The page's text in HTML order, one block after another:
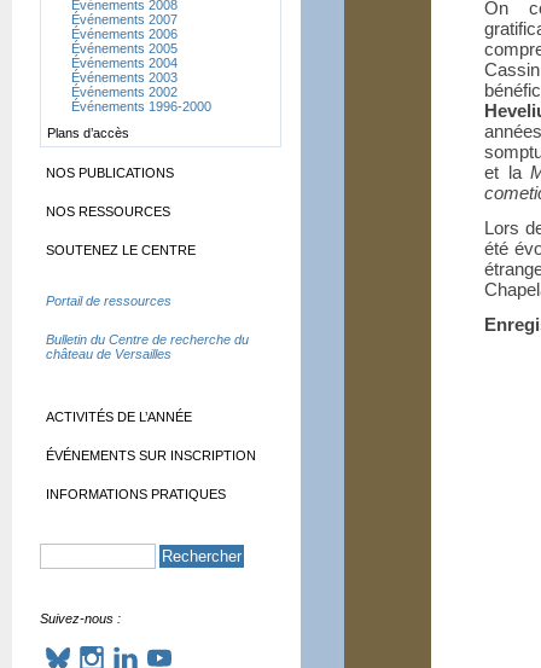
On
et la
Lors
été
Événements 2008
Événements 2007
Événements 2006
Événements 2005
Événements 2004
Événements 2003
Événements 2002
Événements 1996-2000
Plans d’accès
NOS PUBLICATIONS
NOS RESSOURCES
SOUTENEZ LE CENTRE
Portail de ressources
Bulletin du Centre de recherche du
château de Versailles
ACTIVITÉS DE L’ANNÉE
ÉVÉNEMENTS SUR INSCRIPTION
INFORMATIONS PRATIQUES
Suivez-nous :